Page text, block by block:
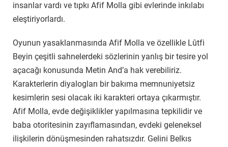
insanlar vardı ve tıpkı Afif Molla gibi evlerinde inkılabı
eleştiriyorlardı.
Oyunun yasaklanmasında Afif Molla ve özellikle Lûtfi
Beyin çeşitli sahnelerdeki sözlerinin yanlış bir tesire yol
açacağı konusunda Metin And’a hak verebiliriz.
Karakterlerin diyalogları bir bakıma memnuniyetsiz
kesimlerin sesi olacak iki karakteri ortaya çıkarmıştır.
Afif Molla, evde değişiklikler yapılmasına tepkilidir ve
baba otoritesinin zayıflamasından, evdeki geleneksel
ilişkilerin dönüşmesinden rahatsızdır. Gelini Belkıs